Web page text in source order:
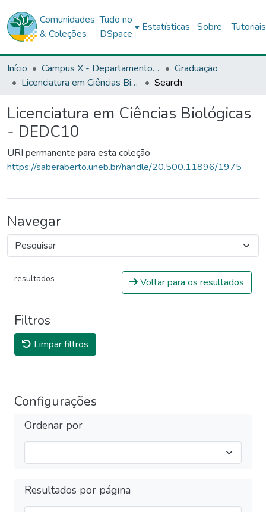
Comunidades
& Coleções
Tudo no
DSpace
Estatísticas Sobre Tutoriais
Início Campus X - Departamento de Educação (DEDC) - Teixeira de Freitas
Graduação
Licenciatura em Ciências Biológicas - DEDC10
Search
Licenciatura em Ciências Biológicas
- DEDC10
URI permanente para esta coleção
https://saberaberto.uneb.br/handle/20.500.11896/1975
Navegar
resultados Voltar para os resultados
Filtros
Limpar filtros
Configurações
Ordenar por
Resultados por página